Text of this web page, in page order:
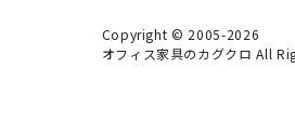
Copyright © 2005-2026
オフィス家具のカグクロ All